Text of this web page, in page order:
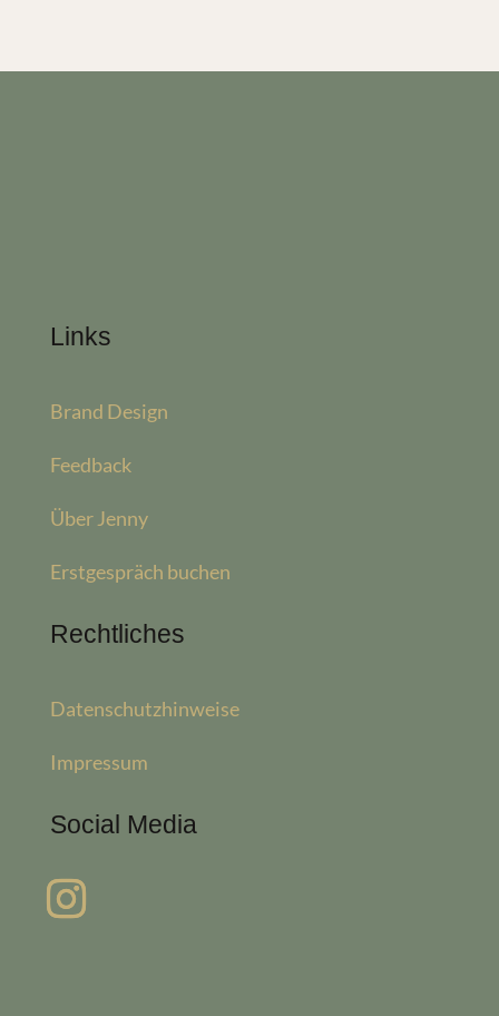
Links
Brand Design
Feedback
Über Jenny
Erstgespräch buchen
Rechtliches
Datenschutzhinweise
Impressum
Social Media